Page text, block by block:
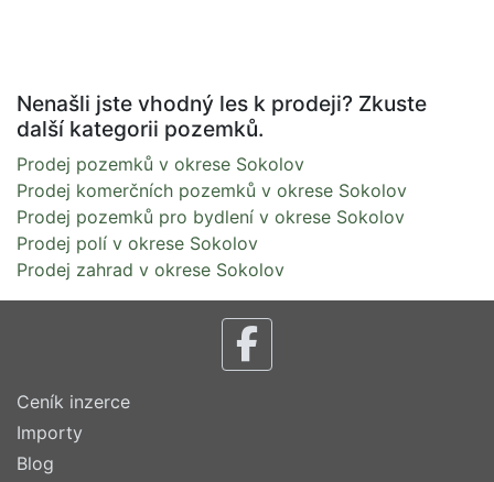
Nenašli jste vhodný les k prodeji? Zkuste
další kategorii pozemků.
Prodej pozemků v okrese Sokolov
Prodej komerčních pozemků v okrese Sokolov
Prodej pozemků pro bydlení v okrese Sokolov
Prodej polí v okrese Sokolov
Prodej zahrad v okrese Sokolov
Ceník inzerce
Importy
Blog